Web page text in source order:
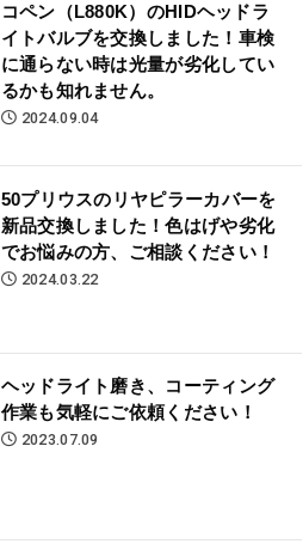
コペン（L880K）のHIDヘッドラ
イトバルブを交換しました！車検
に通らない時は光量が劣化してい
るかも知れません。
2024.09.04
50プリウスのリヤピラーカバーを
新品交換しました！色はげや劣化
でお悩みの方、ご相談ください！
2024.03.22
ヘッドライト磨き、コーティング
作業も気軽にご依頼ください！
2023.07.09